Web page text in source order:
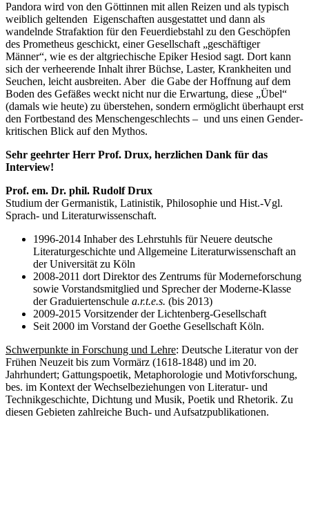
Pandora wird von den Göttinnen mit allen Reizen und als typisch
weiblich geltenden Eigenschaften ausgestattet und dann als
wandelnde Strafaktion für den Feuerdiebstahl zu den Geschöpfen
des Prometheus geschickt, einer Gesellschaft „geschäftiger
Männer“, wie es der altgriechische Epiker Hesiod sagt. Dort kann
sich der verheerende Inhalt ihrer Büchse, Laster, Krankheiten und
Seuchen, leicht ausbreiten. Aber die Gabe der Hoffnung auf dem
Boden des Gefäßes weckt nicht nur die Erwartung, diese „Übel“
(damals wie heute) zu überstehen, sondern ermöglicht überhaupt erst
den Fortbestand des Menschengeschlechts – und uns einen Gender-
kritischen Blick auf den Mythos.
Sehr geehrter Herr Prof. Drux, herzlichen Dank für das
Interview!
Prof. em. Dr. phil. Rudolf Drux
Studium der Germanistik, Latinistik, Philosophie und Hist.-Vgl.
Sprach- und Literaturwissenschaft.
1996-2014 Inhaber des Lehrstuhls für Neuere deutsche
Literaturgeschichte und Allgemeine Literaturwissenschaft an
der Universität zu Köln
2008-2011 dort Direktor des Zentrums für Moderneforschung
sowie Vorstandsmitglied und Sprecher der Moderne-Klasse
der Graduiertenschule a.r.t.e.s. (bis 2013)
2009-2015 Vorsitzender der Lichtenberg-Gesellschaft
Seit 2000 im Vorstand der Goethe Gesellschaft Köln.
Schwerpunkte in Forschung und Lehre: Deutsche Literatur von der
Frühen Neuzeit bis zum Vormärz (1618-1848) und im 20.
Jahrhundert; Gattungspoetik, Metaphorologie und Motivforschung,
bes. im Kontext der Wechselbeziehungen von Literatur- und
Technikgeschichte, Dichtung und Musik, Poetik und Rhetorik. Zu
diesen Gebieten zahlreiche Buch- und Aufsatzpublikationen.